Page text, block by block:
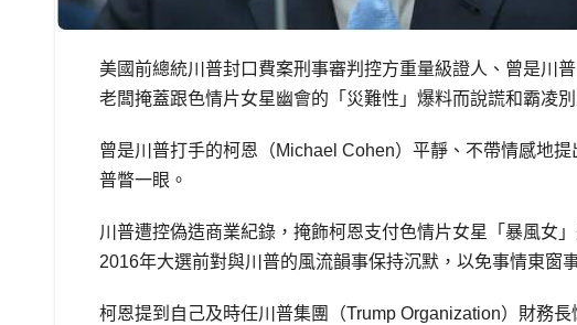
美國前總統川普封口費案刑事審判控方重量級證人、曾是川
老闆掩蓋跟色情片女星幽會的「災難性」爆料而說謊和霸凌別
曾是川普打手的柯恩（Michael Cohen）平靜、不帶情感地
普瞥一眼。
川普遭控偽造商業紀錄，掩飾柯恩支付色情片女星「暴風女
2016年大選前對與川普的風流韻事保持沉默，以免事情東窗
柯恩提到自己及時任川普集團（Trump Organization）財務